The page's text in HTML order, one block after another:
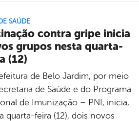
SAÚDE
contra gripe inicia
grupos nesta quarta-
(12)
de Belo Jardim, por meio
de Saúde e do Programa
de Imunização – PNI, inicia,
quarta-feira (12), dois novos